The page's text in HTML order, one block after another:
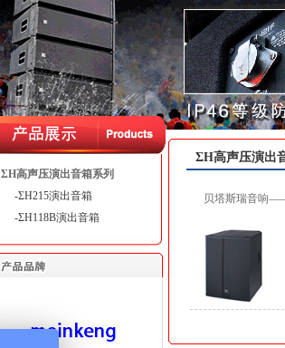
ΣH高声压演出音箱系列
-ΣH215演出音箱
-ΣH118B演出音箱
ΣH高声压演出
贝塔斯瑞音响